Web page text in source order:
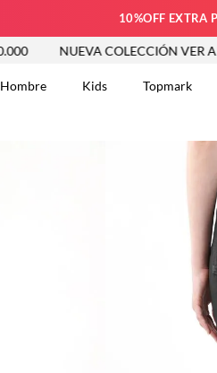
10%OFF EXTRA
NUEVA COLECCIÓN VER AHORA
Hombre Kids Topmark